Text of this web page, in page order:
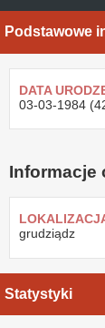
Podstawowe
DATA
03-03-1984
Informacje
grudziądz
Statystyki